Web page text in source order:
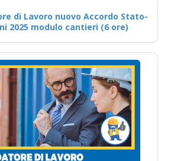
di Lavoro nuovo Accordo Stato-
2025 modulo cantieri (6 ore)